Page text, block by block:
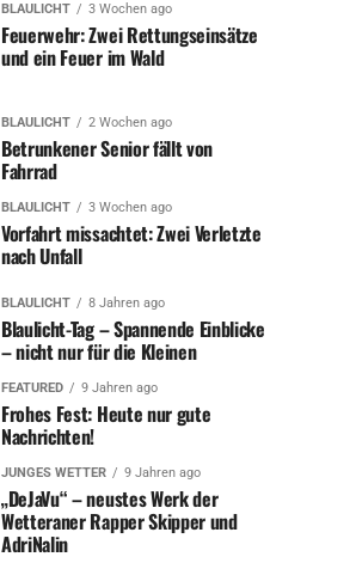
BLAULICHT 3 Wochen ago
Feuerwehr: Zwei Rettungseinsätze
und ein Feuer im Wald
BLAULICHT 2 Wochen ago
Betrunkener Senior fällt von
Fahrrad
BLAULICHT 3 Wochen ago
Vorfahrt missachtet: Zwei Verletzte
nach Unfall
BLAULICHT 8 Jahren ago
Blaulicht-Tag – Spannende Einblicke
– nicht nur für die Kleinen
FEATURED 9 Jahren ago
Frohes Fest: Heute nur gute
Nachrichten!
JUNGES WETTER 9 Jahren ago
„DeJaVu“ – neustes Werk der
Wetteraner Rapper Skipper und
AdriNalin